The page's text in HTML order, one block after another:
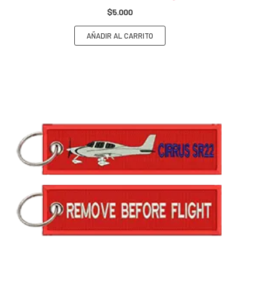
$5.000
AÑADIR AL CARRITO